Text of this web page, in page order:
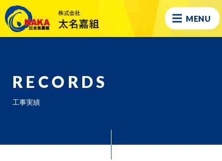
MENU
RECORDS
工事実績